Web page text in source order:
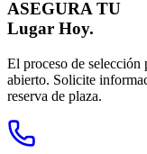
ASEGURA TU
Lugar Hoy.
El proceso de selección
abierto. Solicite
reserva de plaza.